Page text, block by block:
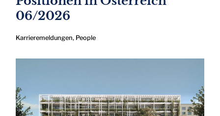
06/2026
Karrieremeldungen, People